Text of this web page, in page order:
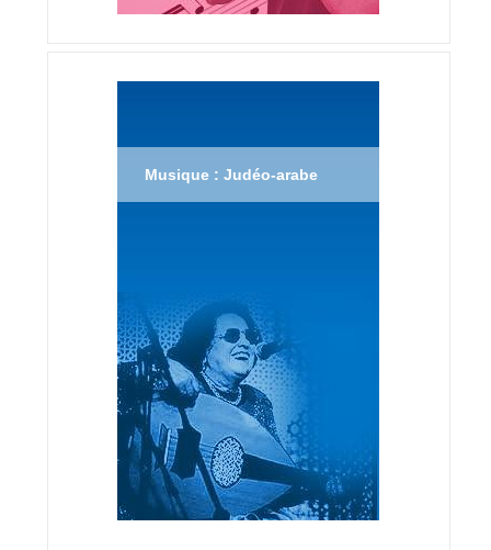
Musique : Judéo-arabe